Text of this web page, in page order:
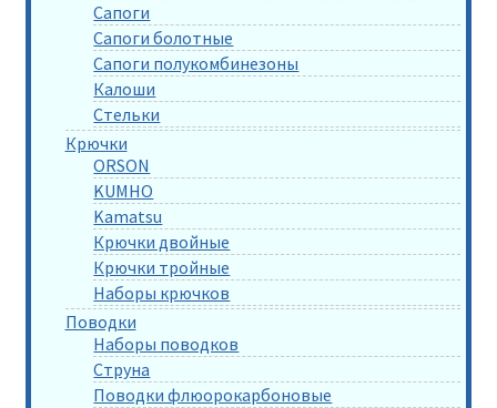
Сапоги
Сапоги болотные
Сапоги полукомбинезоны
Калоши
Стельки
Крючки
ORSON
KUMHO
Kamatsu
Крючки двойные
Крючки тройные
Наборы крючков
Поводки
Наборы поводков
Струна
Поводки флюорокарбоновые